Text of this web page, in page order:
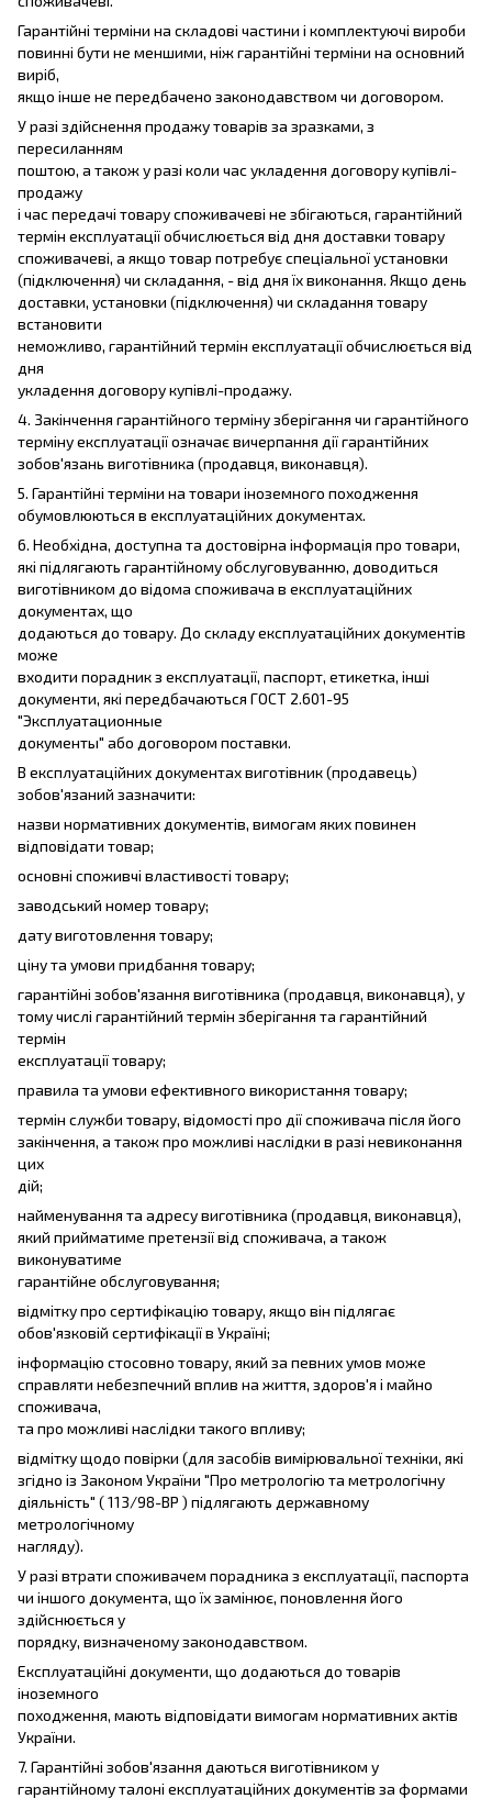
Гарантійні терміни на складові частини і комплектуючі вироби
повинні бути не меншими, ніж гарантійні терміни на основний
виріб,
якщо інше не передбачено законодавством чи договором.
У разі здійснення продажу товарів за зразками, з
пересиланням
поштою, а також у разі коли час укладення договору купівлі-
продажу
і час передачі товару споживачеві не збігаються, гарантійний
термін експлуатації обчислюється від дня доставки товару
споживачеві, а якщо товар потребує спеціальної установки
(підключення) чи складання, - від дня їх виконання. Якщо день
доставки, установки (підключення) чи складання товару
встановити
неможливо, гарантійний термін експлуатації обчислюється від
дня
укладення договору купівлі-продажу.
4. Закінчення гарантійного терміну зберігання чи гарантійного
терміну експлуатації означає вичерпання дії гарантійних
зобов'язань виготівника (продавця, виконавця).
5. Гарантійні терміни на товари іноземного походження
обумовлюються в експлуатаційних документах.
6. Необхідна, доступна та достовірна інформація про товари,
які підлягають гарантійному обслуговуванню, доводиться
виготівником до відома споживача в експлуатаційних
документах, що
додаються до товару. До складу експлуатаційних документів
може
входити порадник з експлуатації, паспорт, етикетка, інші
документи, які передбачаються ГОСТ 2.601-95
"Эксплуатационные
документы" або договором поставки.
В експлуатаційних документах виготівник (продавець)
зобов'язаний зазначити:
назви нормативних документів, вимогам яких повинен
відповідати товар;
основні споживчі властивості товару;
заводський номер товару;
дату виготовлення товару;
ціну та умови придбання товару;
гарантійні зобов'язання виготівника (продавця, виконавця), у
тому числі гарантійний термін зберігання та гарантійний
термін
експлуатації товару;
правила та умови ефективного використання товару;
термін служби товару, відомості про дії споживача після його
закінчення, а також про можливі наслідки в разі невиконання
цих
дій;
найменування та адресу виготівника (продавця, виконавця),
який прийматиме претензії від споживача, а також
виконуватиме
гарантійне обслуговування;
відмітку про сертифікацію товару, якщо він підлягає
обов'язковій сертифікації в Україні;
інформацію стосовно товару, який за певних умов може
справляти небезпечний вплив на життя, здоров'я і майно
споживача,
та про можливі наслідки такого впливу;
відмітку щодо повірки (для засобів вимірювальної техніки, які
згідно із Законом України "Про метрологію та метрологічну
діяльність" ( 113/98-ВР ) підлягають державному
метрологічному
нагляду).
У разі втрати споживачем порадника з експлуатації, паспорта
чи іншого документа, що їх замінює, поновлення його
здійснюється у
порядку, визначеному законодавством.
Експлуатаційні документи, що додаються до товарів
іноземного
походження, мають відповідати вимогам нормативних актів
України.
7. Гарантійні зобов'язання даються виготівником у
гарантійному талоні експлуатаційних документів за формами